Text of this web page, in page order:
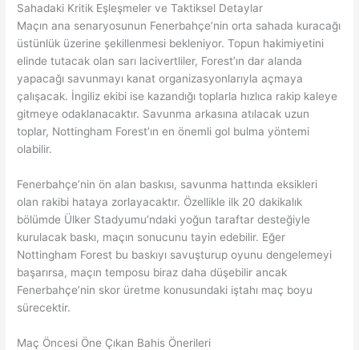
Sahadaki Kritik Eşleşmeler ve Taktiksel Detaylar
Maçın ana senaryosunun Fenerbahçe’nin orta sahada kuracağı
üstünlük üzerine şekillenmesi bekleniyor. Topun hakimiyetini
elinde tutacak olan sarı lacivertliler, Forest’ın dar alanda
yapacağı savunmayı kanat organizasyonlarıyla açmaya
çalışacak. İngiliz ekibi ise kazandığı toplarla hızlıca rakip kaleye
gitmeye odaklanacaktır. Savunma arkasına atılacak uzun
toplar, Nottingham Forest’ın en önemli gol bulma yöntemi
olabilir.
Fenerbahçe’nin ön alan baskısı, savunma hattında eksikleri
olan rakibi hataya zorlayacaktır. Özellikle ilk 20 dakikalık
bölümde Ülker Stadyumu’ndaki yoğun taraftar desteğiyle
kurulacak baskı, maçın sonucunu tayin edebilir. Eğer
Nottingham Forest bu baskıyı savuşturup oyunu dengelemeyi
başarırsa, maçın temposu biraz daha düşebilir ancak
Fenerbahçe’nin skor üretme konusundaki iştahı maç boyu
sürecektir.
Maç Öncesi Öne Çıkan Bahis Önerileri